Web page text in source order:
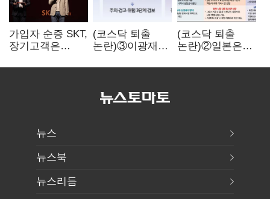
가입자 순증 SKT,
장기고객은
챙긴다
(코스닥 퇴출
논란)③이광재
자동차 없애지는
(코스닥 퇴출
논란)②일본은
기다려주는데
뉴스
뉴스북
뉴스리듬